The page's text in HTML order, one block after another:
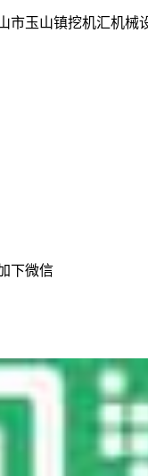
市玉山镇挖机汇机械
下微信